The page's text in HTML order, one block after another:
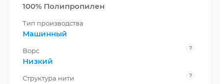
100% Полипропилен
Тип производства
Машинный
Ворс ?
Низкий
Структура нити ?